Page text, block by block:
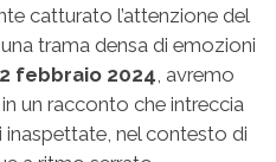
catturato l’attenzione del
trama densa di emozioni
febbraio 2024, avremo
un racconto che intreccia
inaspettate, nel contesto di